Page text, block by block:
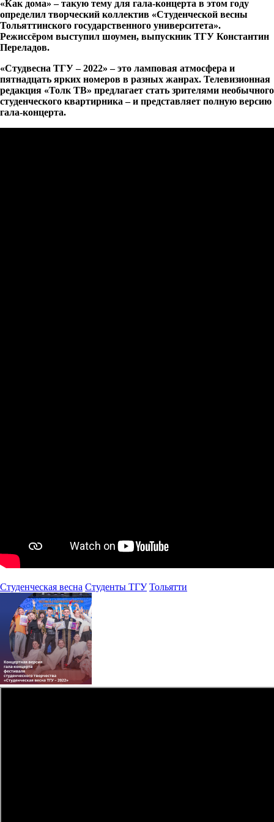
«Как дома» – такую тему для гала-концерта в этом году
определил творческий коллектив «Студенческой весны
Тольяттинского государственного университета».
Режиссёром выступил шоумен, выпускник ТГУ Константин
Переладов.
«Студвесна ТГУ – 2022» – это ламповая атмосфера и
пятнадцать ярких номеров в разных жанрах. Телевизионная
редакция «Толк ТВ» предлагает стать зрителями необычного
студенческого квартирника – и представляет полную версию
гала-концерта.
Студенческая весна Студенты ТГУ Тольятти